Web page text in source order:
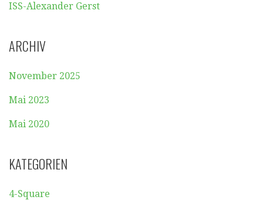
ISS-Alexander Gerst
ARCHIV
November 2025
Mai 2023
Mai 2020
KATEGORIEN
4-Square